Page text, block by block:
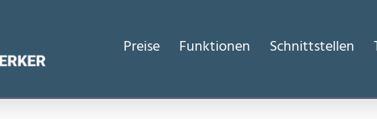
Preise Funktionen Schnittstellen